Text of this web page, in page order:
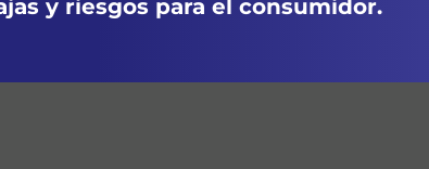
y riesgos para el consumidor.